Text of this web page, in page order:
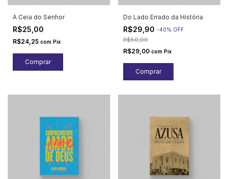
A Ceia do Senhor
R$25,00
R$24,25 com Pix
Do Lado Errado da História
R$29,90 -40% OFF
R$50,00
R$29,00 com Pix